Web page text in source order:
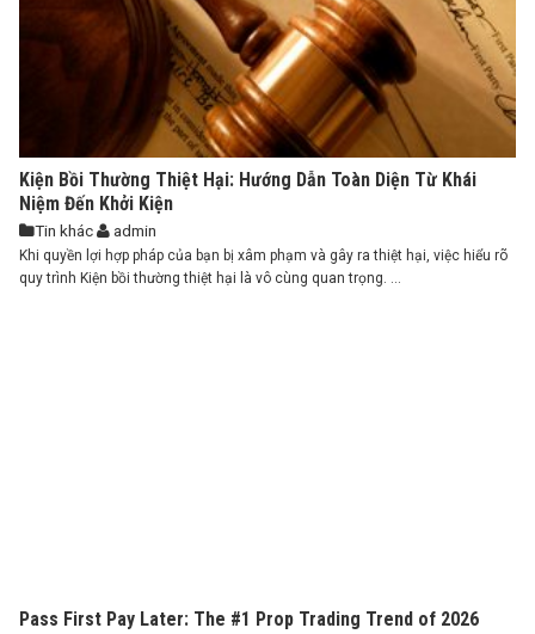
Kiện Bồi Thường Thiệt Hại: Hướng Dẫn Toàn Diện Từ Khái
Niệm Đến Khởi Kiện
Tin khác admin
Khi quyền lợi hợp pháp của bạn bị xâm phạm và gây ra thiệt hại, việc hiểu rõ
quy trình Kiện bồi thường thiệt hại là vô cùng quan trọng. ...
Pass First Pay Later: The #1 Prop Trading Trend of 2026